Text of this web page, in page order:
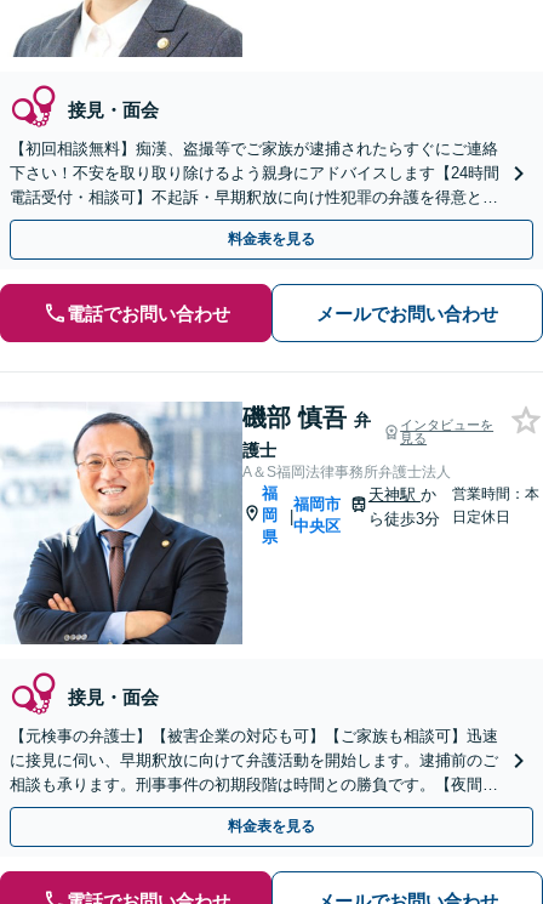
接見・面会
【初回相談無料】痴漢、盗撮等でご家族が逮捕されたらすぐにご連絡
下さい！不安を取り取り除けるよう親身にアドバイスします【24時間
電話受付・相談可】不起訴・早期釈放に向け性犯罪の弁護を得意とす
る経験豊富な弁護士がスピード対応！【最短即日対応可】
料金表を見る
電話でお問い合わせ メールでお問い合わせ
磯部 慎吾 弁
護士
インタビューを
見る
A＆S福岡法律事務所弁護士法人
福
岡
県
|
福岡市
中央区
天神駅 か
ら徒歩3分
営業時間：本
日定休日
接見・面会
【元検事の弁護士】【被害企業の対応も可】【ご家族も相談可】迅速
に接見に伺い、早期釈放に向けて弁護活動を開始します。逮捕前のご
相談も承ります。刑事事件の初期段階は時間との勝負です。【夜間・
休日対応】【完全個室】【天神駅3分】
料金表を見る